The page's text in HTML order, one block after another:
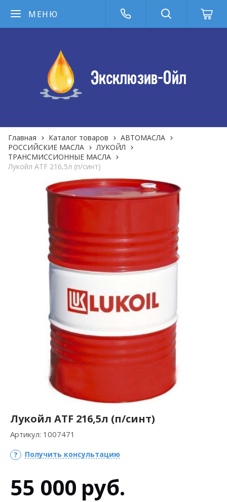
МЕНЮ
Главная Каталог товаров
АВТОМАСЛА
РОССИЙСКИЕ МАСЛА
ЛУКОЙЛ
ТРАНСМИССИОННЫЕ МАСЛА
Лукойл ATF 216,5л (п/синт)
Лукойл ATF 216,5л (п/синт)
Артикул: 1007471
Получить консультацию
55 000 руб.